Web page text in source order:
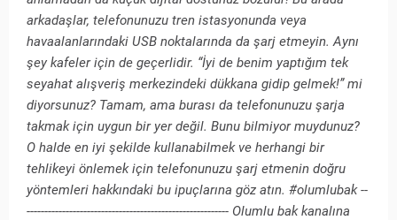
arkadaşlar, telefonunuzu tren istasyonunda veya
havaalanlarındaki USB noktalarında da şarj etmeyin. Aynı
şey kafeler için de geçerlidir. “İyi de benim yaptığım tek
seyahat alışveriş merkezindeki dükkana gidip gelmek!” mi
diyorsunuz? Tamam, ama burası da telefonunuzu şarja
takmak için uygun bir yer değil. Bunu bilmiyor muydunuz?
O halde en iyi şekilde kullanabilmek ve herhangi bir
tehlikeyi önlemek için telefonunuzu şarj etmenin doğru
yöntemleri hakkındaki bu ipuçlarına göz atın. #olumlubak --
--------------------------------------------------------- Olumlu bak kanalına